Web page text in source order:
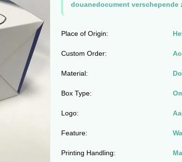
douanedocument verschepende
Place of Origin:
Custom Order:
Material:
Box Type:
Logo:
Feature:
Printing Handling: